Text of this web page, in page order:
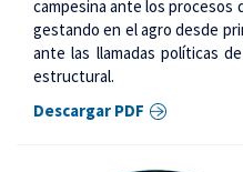
campesina ante los procesos
gestando en el agro desde
ante las llamadas políticas
estructural.
Descargar PDF